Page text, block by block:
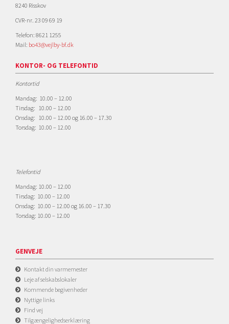
8240 Risskov
CVR-nr. 23 09 69 19
Telefon: 8621 1255
Mail: bo43@vejlby-bf.dk
KONTOR- OG TELEFONTID
Kontortid
Mandag: 10.00 – 12.00
Tirsdag: 10.00 – 12.00
Onsdag: 10.00 – 12.00 og 16.00 – 17.30
Torsdag: 10.00 – 12.00
Telefontid
Mandag: 10.00 – 12.00
Tirsdag: 10.00 – 12.00
Onsdag: 10.00 – 12.00 og 16.00 – 17.30
Torsdag: 10.00 – 12.00
GENVEJE
Kontakt din varmemester
Leje af selskabslokaler
Kommende begivenheder
Nyttige links
Find vej
Tilgængelighedserklæring